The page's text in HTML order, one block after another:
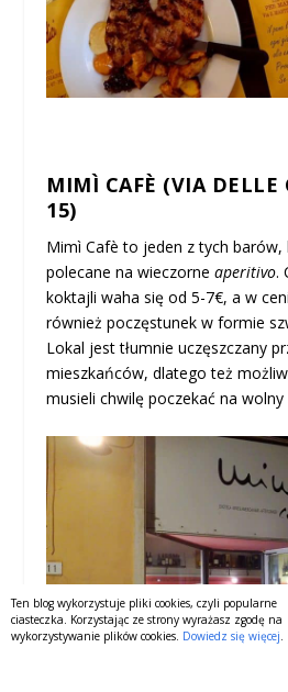
MIMÌ CAFÈ (VIA DELLE
15)
Mimì Cafè to jeden z tych
polecane na wieczorneaperitivo.
koktajli waha się od 5-7€, a w
również poczęstunek w formie
Lokal jest tłumnie uczęszczany
mieszkańców, dlatego też
musieli chwilę poczekać na
Ten blog wykorzystuje pliki cookies, czyli popularne
ciasteczka. Korzystając ze strony wyrażasz zgodę na
wykorzystywanie plików cookies. Dowiedz się więcej.